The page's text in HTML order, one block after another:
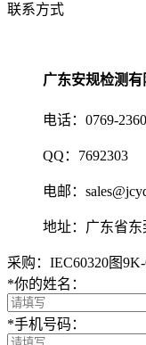
联系方式
广东安规检测有
电话：0769-
QQ：7692303
电邮：
地址：广东省东
采购：IEC60320图
*你的姓名：
*手机号码：